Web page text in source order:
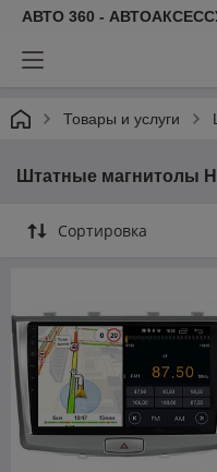
АВТО 360 -
Товары и услуги
Штатные магнитолы
Сортировка